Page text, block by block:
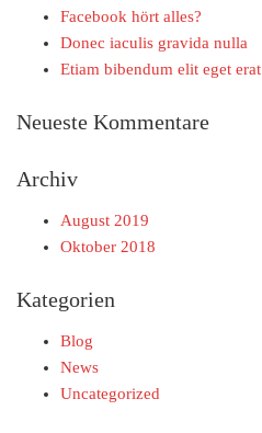
Facebook hört alles?
Donec iaculis gravida nulla
Etiam bibendum elit eget erat
Neueste Kommentare
Archiv
August 2019
Oktober 2018
Kategorien
Blog
News
Uncategorized